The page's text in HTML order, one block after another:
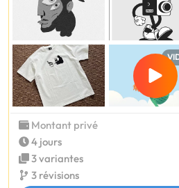
Montant privé
4 jours
3 variantes
3 révisions